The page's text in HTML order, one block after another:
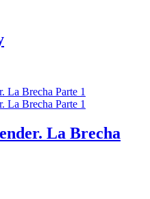
La Brecha